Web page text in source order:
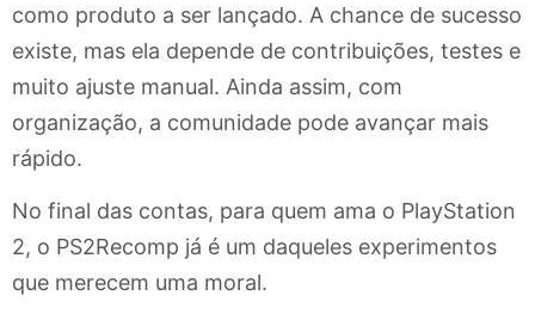
como produto a ser lançado. A chance de sucesso
existe, mas ela depende de contribuições, testes e
muito ajuste manual. Ainda assim, com
organização, a comunidade pode avançar mais
rápido.
No final das contas, para quem ama o PlayStation
2, o PS2Recomp já é um daqueles experimentos
que merecem uma moral.